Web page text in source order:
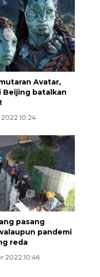
Avatar,
Beijing batalkan
10:24
pasang
pandemi
reda
2022 10:46